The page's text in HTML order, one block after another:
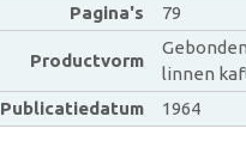
Pagina's
79
Productvorm
linnen
Publicatiedatum
1964